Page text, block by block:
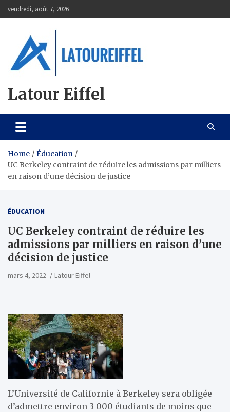
to
vendredi, août 7, 2026
Latour Eiffel
Home
Éducation
UC Berkeley contraint de réduire les admissions par milliers
en raison d’une décision de justice
ÉDUCATION
UC Berkeley contraint de réduire les
admissions par milliers en raison d’une
décision de justice
mars 4, 2022 Latour Eiffel
L’Université de Californie à Berkeley sera obligée
d’admettre environ 3 000 étudiants de moins que